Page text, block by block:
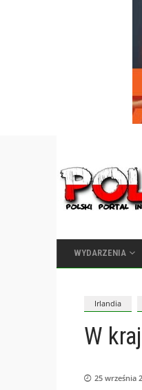
WYDARZENIA
Irlandia
W
25 września